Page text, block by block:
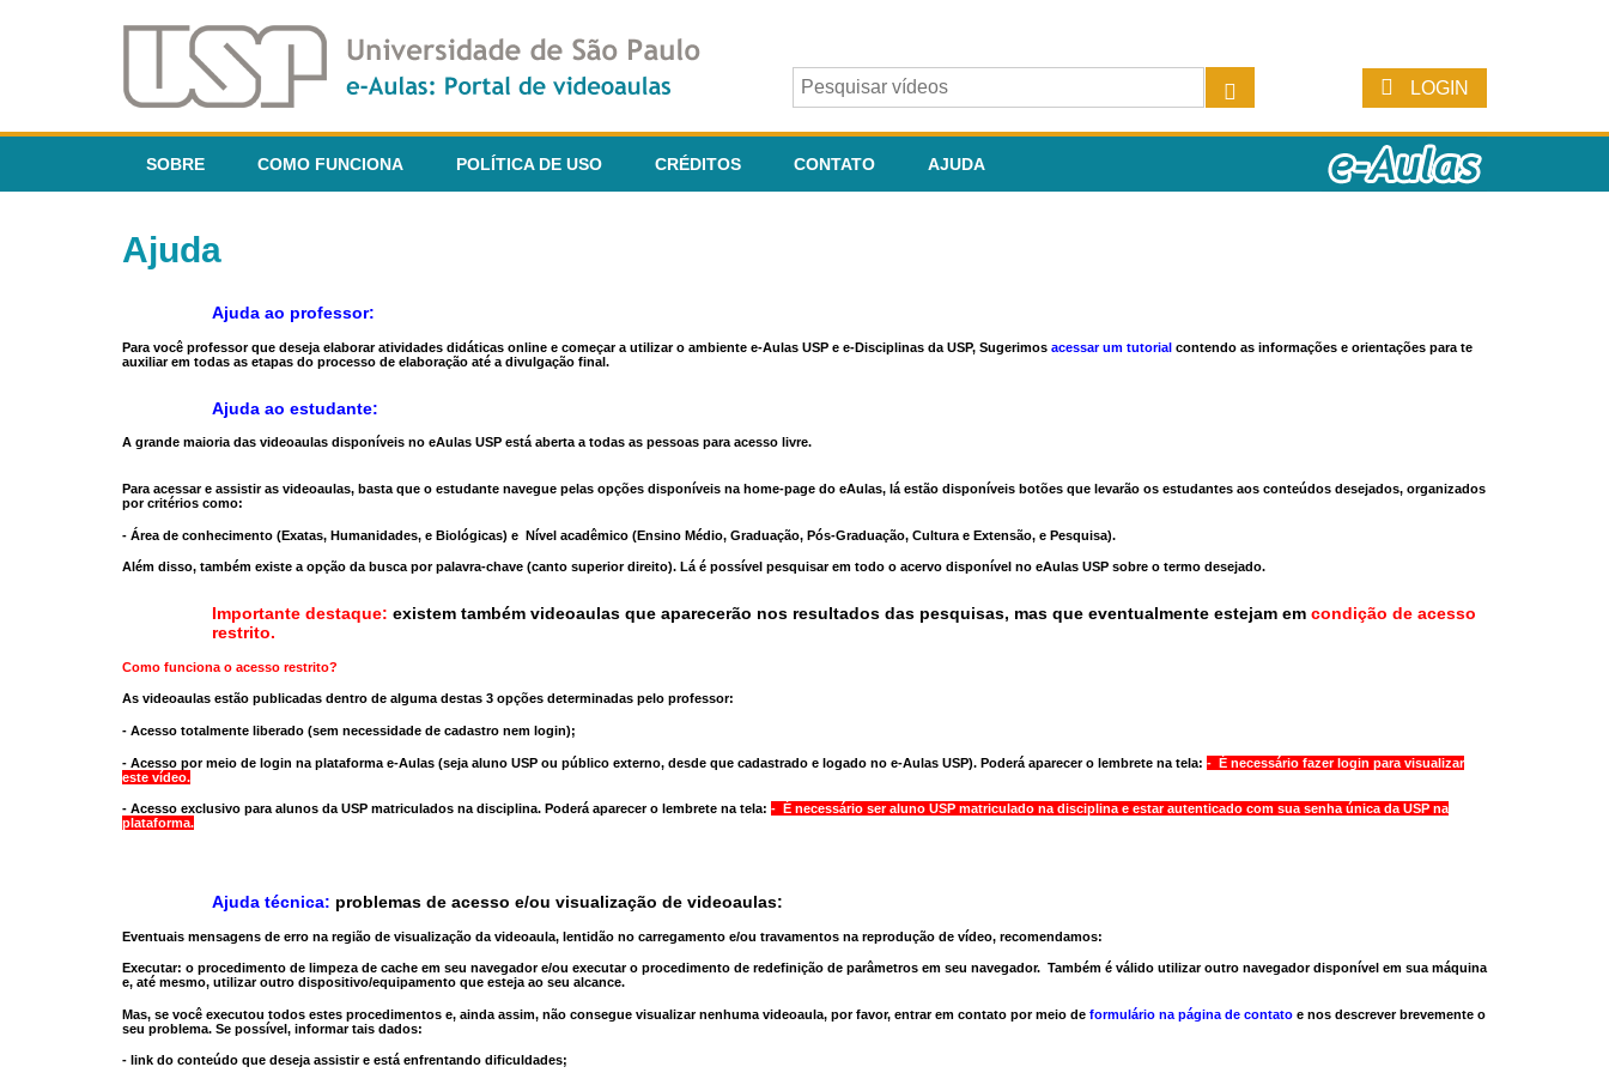
LOGIN
SOBRE COMO FUNCIONA POLÍTICA DE USO CRÉDITOS CONTATO AJUDA
Ajuda
Ajuda ao professor:
Para você professor que deseja elaborar atividades didáticas online e começar a utilizar o ambiente e-Aulas USP e e-Disciplinas da USP, Sugerimos acessar um tutorial contendo as informações e orientações para te
auxiliar em todas as etapas do processo de elaboração até a divulgação final.
Ajuda ao estudante:
A grande maioria das videoaulas disponíveis no eAulas USP está aberta a todas as pessoas para acesso livre.
Para acessar e assistir as videoaulas, basta que o estudante navegue pelas opções disponíveis na home-page do eAulas, lá estão disponíveis botões que levarão os estudantes aos conteúdos desejados, organizados
por critérios como:
- Área de conhecimento (Exatas, Humanidades, e Biológicas) e Nível acadêmico (Ensino Médio, Graduação, Pós-Graduação, Cultura e Extensão, e Pesquisa).
Além disso, também existe a opção da busca por palavra-chave (canto superior direito). Lá é possível pesquisar em todo o acervo disponível no eAulas USP sobre o termo desejado.
Importante destaque: existem também videoaulas que aparecerão nos resultados das pesquisas, mas que eventualmente estejam em condição de acesso
restrito.
Como funciona o acesso restrito?
As videoaulas estão publicadas dentro de alguma destas 3 opções determinadas pelo professor:
- Acesso totalmente liberado (sem necessidade de cadastro nem login);
- Acesso por meio de login na plataforma e-Aulas (seja aluno USP ou público externo, desde que cadastrado e logado no e-Aulas USP). Poderá aparecer o lembrete na tela: - É necessário fazer login para visualizar
este vídeo.
- Acesso exclusivo para alunos da USP matriculados na disciplina. Poderá aparecer o lembrete na tela: - É necessário ser aluno USP matriculado na disciplina e estar autenticado com sua senha única da USP na
plataforma.
Ajuda técnica: problemas de acesso e/ou visualização de videoaulas:
Eventuais mensagens de erro na região de visualização da videoaula, lentidão no carregamento e/ou travamentos na reprodução de vídeo, recomendamos:
Executar: o procedimento de limpeza de cache em seu navegador e/ou executar o procedimento de redefinição de parâmetros em seu navegador. Também é válido utilizar outro navegadordisponível em sua máquina
e, até mesmo, utilizar outro dispositivo/equipamento que esteja ao seu alcance.
Mas, se você executou todos estes procedimentos e, ainda assim, não consegue visualizar nenhuma videoaula, por favor, entrar em contato por meio de formulário na página de contato e nos descrever brevemente o
seu problema. Se possível, informar tais dados:
- link do conteúdo que deseja assistir e está enfrentando dificuldades;